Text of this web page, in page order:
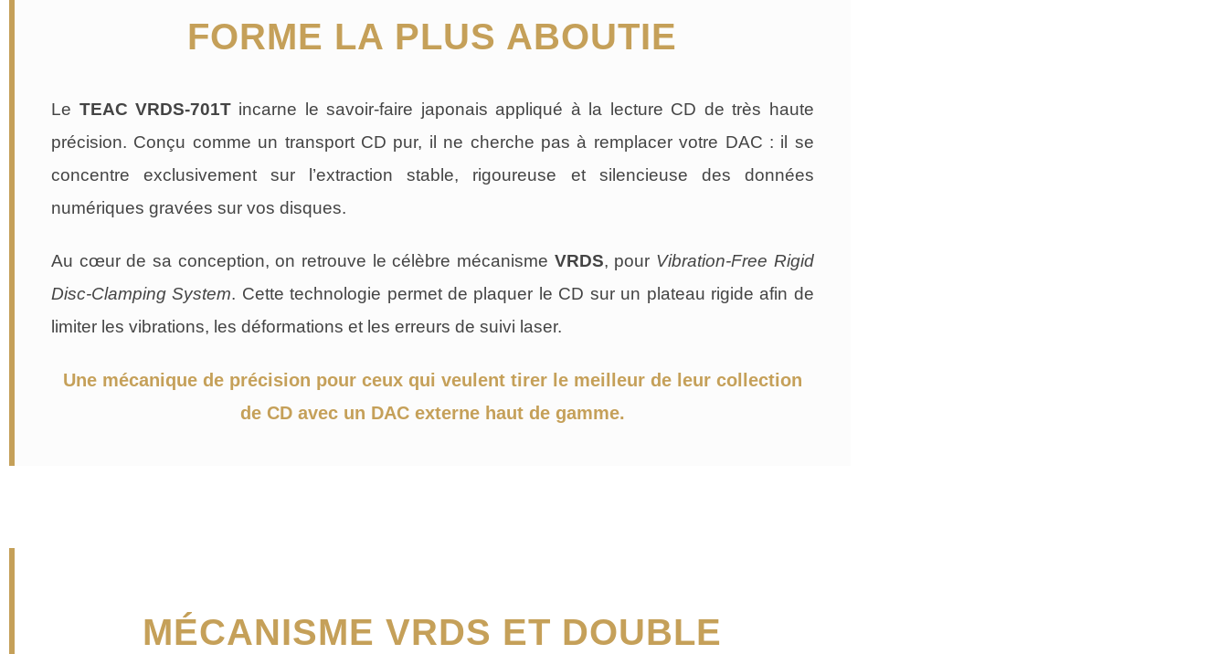
FORME LA PLUS ABOUTIE
Le TEAC VRDS-701T incarne le savoir-faire japonais appliqué à la lecture CD de très haute
précision. Conçu comme un transport CD pur, il ne cherche pas à remplacer votre DAC : il se
concentre exclusivement sur l’extraction stable, rigoureuse et silencieuse des données
numériques gravées sur vos disques.
Au cœur de sa conception, on retrouve le célèbre mécanisme VRDS, pour Vibration-Free Rigid
Disc-Clamping System. Cette technologie permet de plaquer le CD sur un plateau rigide afin de
limiter les vibrations, les déformations et les erreurs de suivi laser.
Une mécanique de précision pour ceux qui veulent tirer le meilleur de leur collection
de CD avec un DAC externe haut de gamme.
MÉCANISME VRDS ET DOUBLE